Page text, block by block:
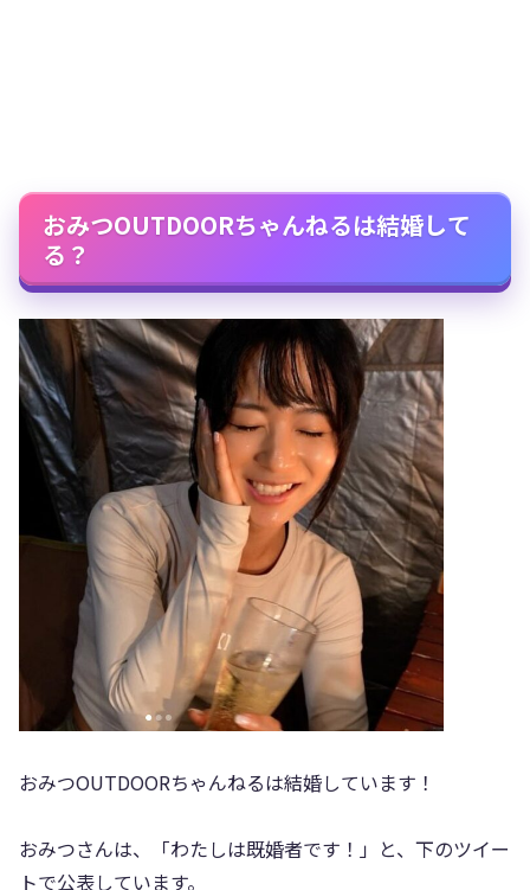
おみつOUTDOORちゃんねるは結婚して
る？
おみつOUTDOORちゃんねるは結婚しています！
おみつさんは、「わたしは既婚者です！」と、下のツイー
トで公表しています。